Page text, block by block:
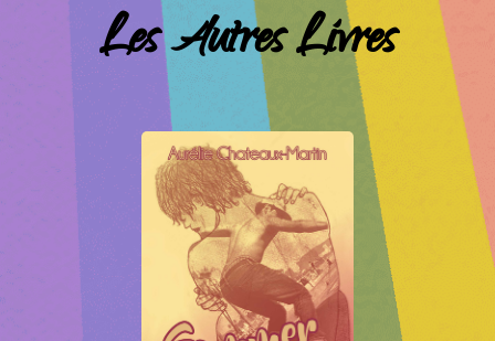
Les Autres Livres